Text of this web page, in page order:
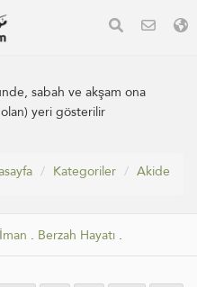
sabah ve akşam ona
yeri gösterilir
Kategoriler Akide
. Berzah Hayatı .